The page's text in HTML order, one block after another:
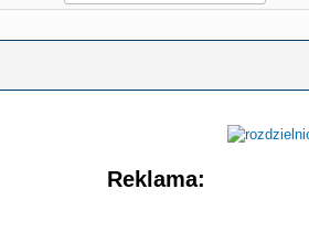
Reklama: